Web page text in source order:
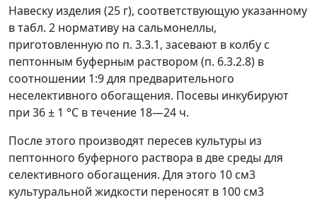
Навеску изделия (25 г), соответствующую указанному
в табл. 2 нормативу на сальмонеллы,
приготовленную по п. 3.3.1, засевают в колбу с
пептонным буферным раствором (п. 6.3.2.8) в
соотношении 1:9 для предварительного
неселективного обогащения. Посевы инкубируют
при 36 ± 1 °С в течение 18—24 ч.
После этого производят пересев культуры из
пептонного буферного раствора в две среды для
селективного обогащения. Для этого 10 см3
культуральной жидкости переносят в 100 см3